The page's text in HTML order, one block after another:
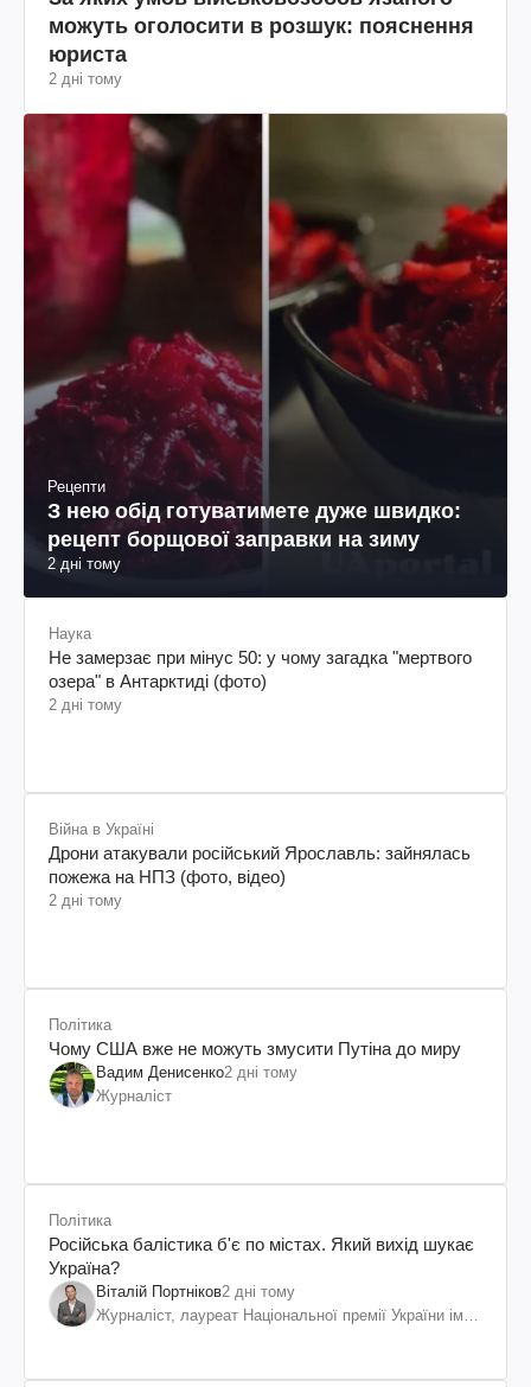
можуть оголосити в розшук: пояснення
юриста
2 дні тому
Рецепти
З нею обід готуватимете дуже швидко:
рецепт борщової заправки на зиму
2 дні тому
Наука
Не замерзає при мінус 50: у чому загадка "мертвого
озера" в Антарктиді (фото)
2 дні тому
Війна в Україні
Дрони атакували російський Ярославль: зайнялась
пожежа на НПЗ (фото, відео)
2 дні тому
Політика
Чому США вже не можуть змусити Путіна до миру
Вадим Денисенко2 дні тому
Журналіст
Політика
Російська балістика б'є по містах. Який вихід шукає
Україна?
Віталій Портніков2 дні тому
Журналіст, лауреат Національної премії України ім.